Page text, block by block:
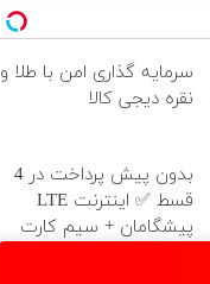
سرمایه گذاری امن با طلا و
نقره دیجی کالا
بدون پیش پرداخت در 4
قسط ✅ اینترنت LTE
پیشگامان + سیم کارت